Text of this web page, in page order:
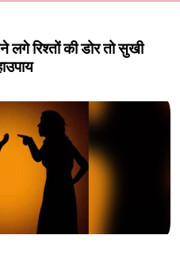
रिश्तों की डोर तो सुखी